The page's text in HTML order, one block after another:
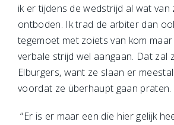
ik er tijdens de wedstrijd al wat van
ontboden. Ik trad de arbiter dan
tegemoet met zoiets van kom
verbale strijd wel aangaan. Dat zal
Elburgers, want ze slaan er
voordat ze überhaupt gaan praten.
“Er is er maar een die hier gelijk